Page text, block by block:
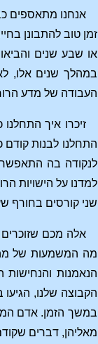
אנחנו מתאספים
זמן טוב להתבונן
או שבע שנים
במהלך שנים אלו,
העבודה של מדע
זיכרו איך
התחלנו לבנות
לנקודה בה התאפשר
למדנו על הישויות
שני קורסים בחורף
אלה מכם שזוכרים
מה המשמעות של מה
הנאמנות והנחישות
הקבוצה שלנו,
במשך הזמן. אדם
מאליהן, דברים